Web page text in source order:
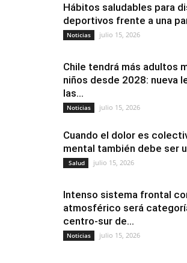
Hábitos saludables para
deportivos frente a una
Noticias julio 15, 2026
Chile tendrá más adultos
niños desde 2028: nueva
las...
Noticias julio 15, 2026
Cuando el dolor es
mental también debe ser
Salud julio 15, 2026
Intenso sistema frontal
atmosférico será
centro-sur de...
Noticias julio 15, 2026